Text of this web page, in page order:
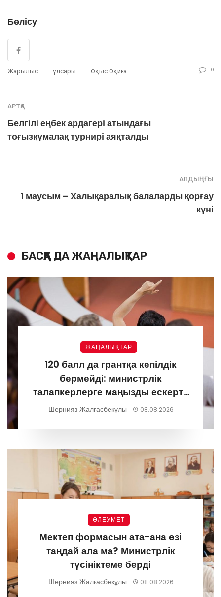
Бөлісу
Жарылыс Құлсары Оқыс Оқиға 0
АРТҚА
Белгілі еңбек ардагері атындағы
тоғызқұмалақ турнирі аяқталды
АЛДЫҢҒЫ
1 маусым – Халықаралық балаларды қорғау
күні
БАСҚА ДА ЖАҢАЛЫҚТАР
ЖАҢАЛЫҚТАР
120 балл да грантқа кепілдік
бермейді: министрлік
талапкерлерге маңызды ескерту
жасады
Шернияз Жалғасбекұлы 08.08.2026
ӘЛЕУМЕТ
Мектеп формасын ата-ана өзі
таңдай ала ма? Министрлік
түсініктеме берді
Шернияз Жалғасбекұлы 08.08.2026